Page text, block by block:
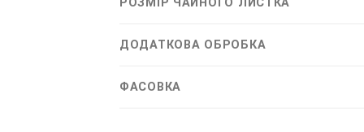
РОЗМІР ЧАЙНОГО ЛИСТКА
ДОДАТКОВА ОБРОБКА
ФАСОВКА